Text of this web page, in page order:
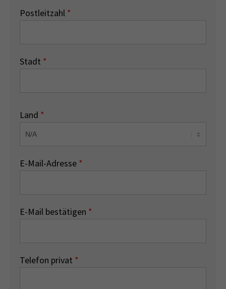
Postleitzahl *
Stadt *
Land *
E-Mail-Adresse *
E-Mail bestätigen *
Telefon privat *